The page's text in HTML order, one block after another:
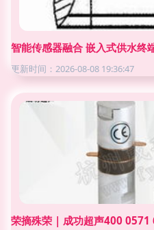
智能传感器融合 嵌入式供水终
更新时间：2026-08-08 19:36:47
荣摘殊荣 | 成功超声400 0571